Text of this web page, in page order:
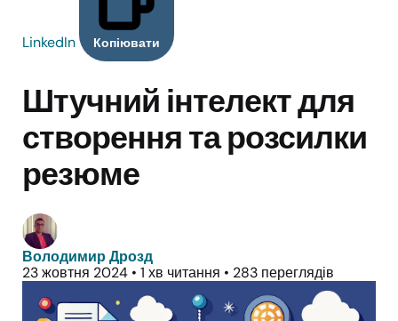
LinkedIn Копіювати
Штучний інтелект для
створення та розсилки
резюме
Володимир Дрозд
23 жовтня 2024 • 1 хв читання • 283 переглядів